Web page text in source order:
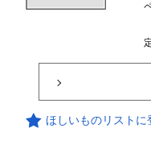
ほしいものリストに